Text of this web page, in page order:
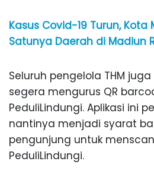
Kasus Covid-19 Turun,
Satunya Daerah di Madiun
Seluruh pengelola THM
segera mengurus QR
PeduliLindungi. Aplikasi ini
nantinya menjadi syarat
pengunjung untuk
PeduliLindungi.